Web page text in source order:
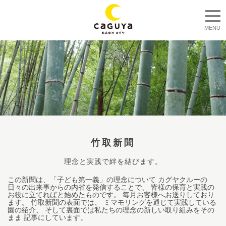
MENU
竹取新聞
理念と実践で絆を結びます。
この新聞は、「子ども第一義」の理念について カグヤクルーの
日々の出来事からの内省を発信することで、 皆様の保育と実践の
お役に立てればと始めたものです。 毎月お客様へお送りしており
ます。 竹取新聞の表面では、 ミマモリングを通じて実践している
園の紹介、 そして裏面では私たちの理念の新しい取り組みをその
まま 記事にしています。